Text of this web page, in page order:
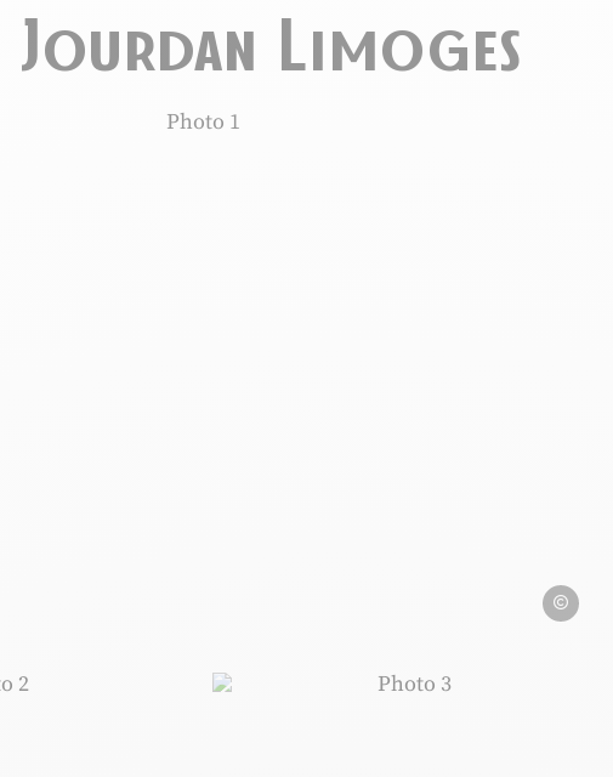
Jourdan Limoges
Photo 1, © JulienTuyeras
2, © JulienTuyeras Photo 3, © JulienTuyeras